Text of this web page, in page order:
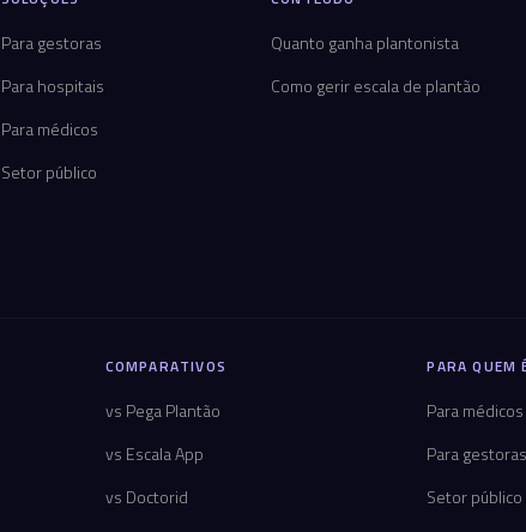
Para gestoras
Para hospitais
Para médicos
Setor público
Quanto ganha plantonista
Como gerir escala de plantão
COMPARATIVOS
vs Pega Plantão
vs Escala App
vs Doctorid
PARA QUEM
Para médicos
Para gestoras
Setor público